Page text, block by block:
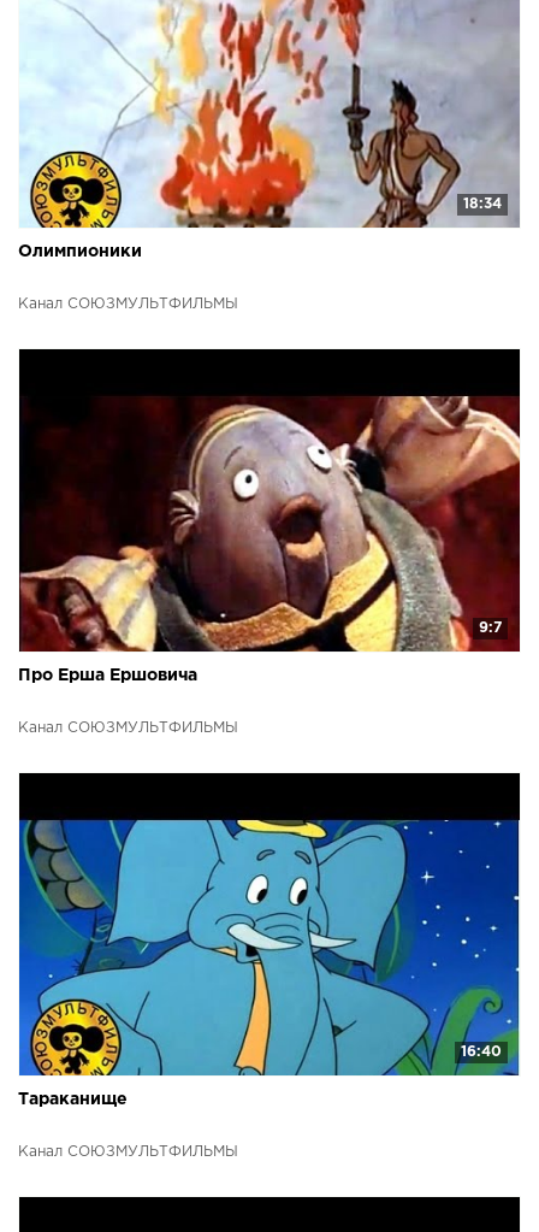
18:34
Олимпионики
Канал СОЮЗМУЛЬТФИЛЬМЫ
9:7
Про Ерша Ершовича
Канал СОЮЗМУЛЬТФИЛЬМЫ
16:40
Тараканище
Канал СОЮЗМУЛЬТФИЛЬМЫ